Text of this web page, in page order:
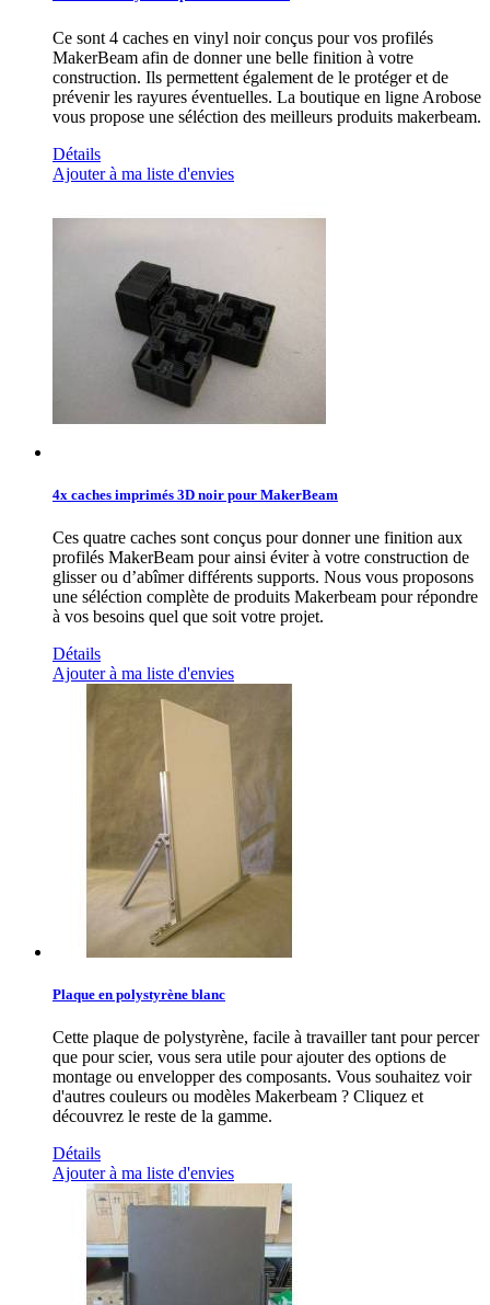
Ce sont 4 caches en vinyl noir conçus pour vos profilés
MakerBeam afin de donner une belle finition à votre
construction. Ils permettent également de le protéger et de
prévenir les rayures éventuelles. La boutique en ligne Arobose
vous propose une séléction des meilleurs produits makerbeam.
Détails
Ajouter à ma liste d'envies
4x caches imprimés 3D noir pour MakerBeam
Ces quatre caches sont conçus pour donner une finition aux
profilés MakerBeam pour ainsi éviter à votre construction de
glisser ou d’abîmer différents supports. Nous vous proposons
une séléction complète de produits Makerbeam pour répondre
à vos besoins quel que soit votre projet.
Détails
Ajouter à ma liste d'envies
Plaque en polystyrène blanc
Cette plaque de polystyrène, facile à travailler tant pour percer
que pour scier, vous sera utile pour ajouter des options de
montage ou envelopper des composants. Vous souhaitez voir
d'autres couleurs ou modèles Makerbeam ? Cliquez et
découvrez le reste de la gamme.
Détails
Ajouter à ma liste d'envies